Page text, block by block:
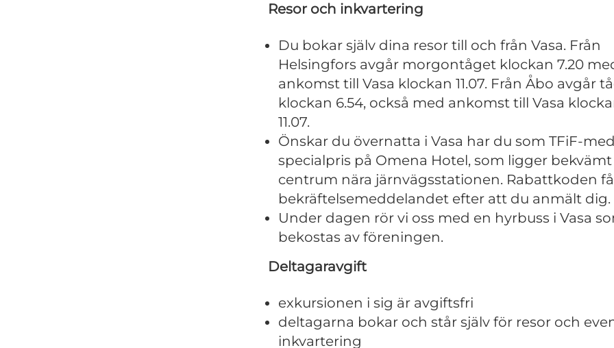
Resor och inkvartering
Du bokar själv dina resor till och från Vasa. Från
Helsingfors avgår morgontåget klockan 7.20
ankomst till Vasa klockan 11.07. Från Åbo avgår
klockan 6.54, också med ankomst till Vasa
11.07.
Önskar du övernatta i Vasa har du som TFiF-
specialpris på Omena Hotel, som ligger bekvämt
centrum nära järnvägsstationen. Rabattkoden
bekräftelsemeddelandet efter att du anmält dig.
Under dagen rör vi oss med en hyrbuss i Vasa
bekostas av föreningen.
Deltagaravgift
exkursionen i sig är avgiftsfri
deltagarna bokar och står själv för resor och
inkvartering